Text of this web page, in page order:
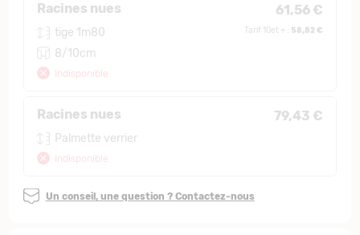
Racines nues 61,56 €
tige 1m80
8/10cm
Indisponible
Tarif 10et + : 58,82 €
Racines nues 79,43 €
Palmette verrier
Indisponible
Un conseil, une question ? Contactez-nous